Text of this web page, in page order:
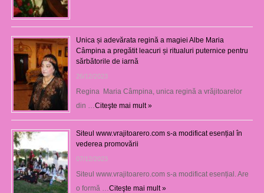
Unica și adevărata regină a magiei Albe Maria
Câmpina a pregătit leacuri și ritualuri puternice pentru
sărbătorile de iarnă
26/12/2023
Regina Maria Câmpina, unica regină a vrăjitoarelor
din … Citeşte mai mult »
Siteul www.vrajitoarero.com s-a modificat esențial în
vederea promovării
07/12/2023
Siteul www.vrajitoarero.com s-a modificat esențial. Are
o formă … Citeşte mai mult »